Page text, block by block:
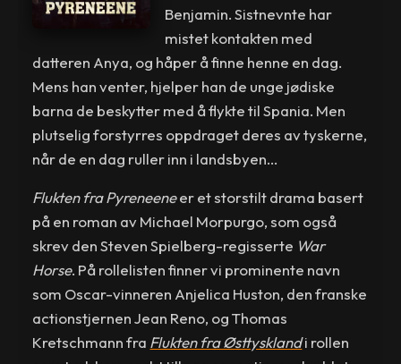
Benjamin. Sistnevnte har
mistet kontakten med
datteren Anya, og håper å finne henne en dag.
Mens han venter, hjelper han de unge jødiske
barna de beskytter med å flykte til Spania. Men
plutselig forstyrres oppdraget deres av tyskerne,
når de en dag ruller inn i landsbyen...
Flukten fra Pyreneeneer et storstilt drama basert
på en roman av Michael Morpurgo, som også
skrev den Steven Spielberg-regisserte War
Horse. På rollelisten finner vi prominente navn
som Oscar-vinneren Anjelica Huston, den franske
actionstjernen Jean Reno, og Thomas
Kretschmann fra Flukten fra Østtysklandi rollen